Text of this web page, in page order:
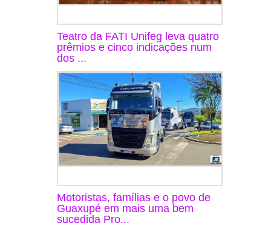
Teatro da FATI Unifeg leva quatro
prêmios e cinco indicações num
dos ...
Motoristas, famílias e o povo de
Guaxupé em mais uma bem
sucedida Pro...